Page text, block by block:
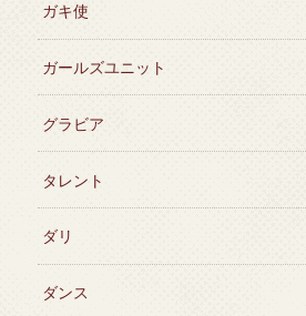
ガキ使
ガールズユニット
グラビア
タレント
ダリ
ダンス